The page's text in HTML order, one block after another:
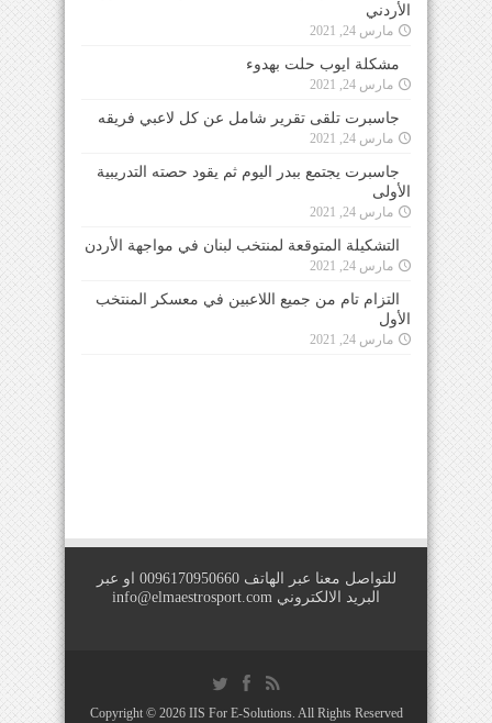
الأردني
مارس 24, 2021
مشكلة ايوب حلت بهدوء
مارس 24, 2021
جاسبرت تلقى تقرير شامل عن كل لاعبي فريقه
مارس 24, 2021
جاسبرت يجتمع ببدر اليوم ثم يقود حصته التدريبية
الأولى
مارس 24, 2021
التشكيلة المتوقعة لمنتخب لبنان في مواجهة الأردن
مارس 24, 2021
التزام تام من جميع اللاعبين في معسكر المنتخب
الأول
مارس 24, 2021
للتواصل معنا عبر الهاتف 0096170950660 او عبر
البريد الالكتروني info@elmaestrosport.com
Copyright © 2026 IIS For E-Solutions. All Rights Reserved